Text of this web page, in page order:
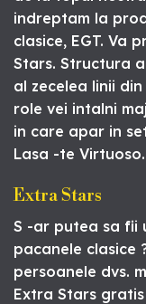
indreptam la
clasice, EGT. Va
Stars. Structura
al zecelea linii
role vei intalni
in care apar in
Lasa -te Virtuoso.
Extra Stars
S -ar putea sa fii
pacanele clasice
persoanele dvs.
Extra Stars